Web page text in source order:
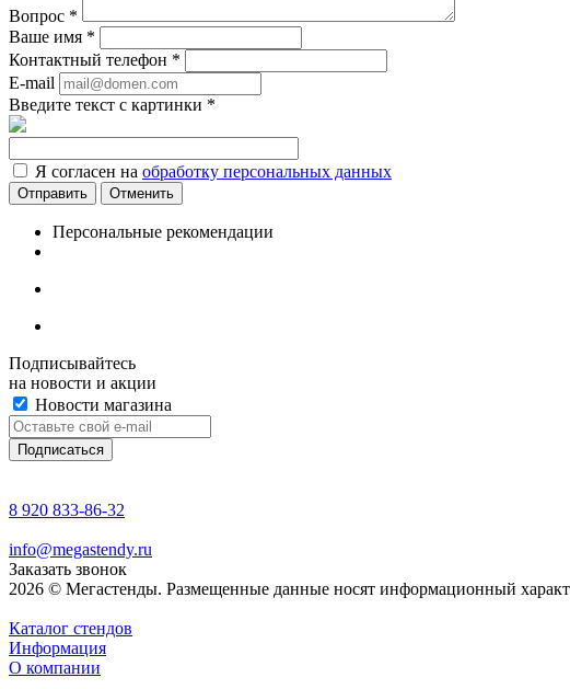
Вопрос *
Ваше имя *
Контактный телефон *
E-mail
Введите текст с картинки *
Я согласен на обработку персональных данных
Отменить
Персональные рекомендации
Подписывайтесь
на новости и акции
Новости магазина
8 920 833-86-32
info@megastendy.ru
Заказать звонок
2026 © Мегастенды. Размещенные данные носят информационный
Каталог стендов
Информация
О компании